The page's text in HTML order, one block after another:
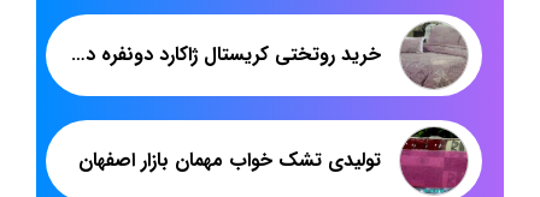
خرید روتختی کریستال ژاکارد دونفره در تهران
تولیدی تشک خواب مهمان بازار اصفهان